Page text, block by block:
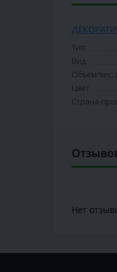
Тип
Вид
Объем/вес,
Цвет
Страна-
Нет